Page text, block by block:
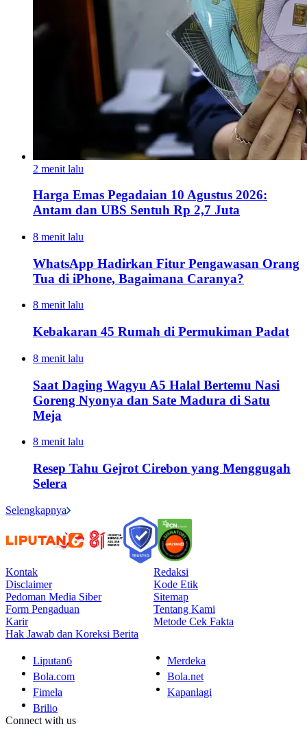
2 menit lalu
Harga Emas Pegadaian 10 Agustus 2026:
Antam dan UBS Sentuh Rp 2,7 Juta
8 menit lalu
WhatsApp Hadirkan Fitur Pengawasan Orang
Tua di iPhone, Bagaimana Caranya?
8 menit lalu
Kebakaran 45 Rumah di Permukiman Padat
8 menit lalu
Saat Daging Wagyu A5 Halal Bertemu Nasi
Goreng Nyonya dan Sate Madura di Satu
Meja
8 menit lalu
Resep Tahu Gejrot Cirebon yang Menggugah
Selera
Selengkapnya
Kontak
Redaksi
Disclaimer
Kode Etik
Pedoman Media Siber
Sitemap
Form Pengaduan
Tentang Kami
Karir
Metode Cek Fakta
Hak Jawab dan Koreksi Berita
Liputan6
Merdeka
Bola.com
Bola.net
Fimela
Kapanlagi
Brilio
Connect with us